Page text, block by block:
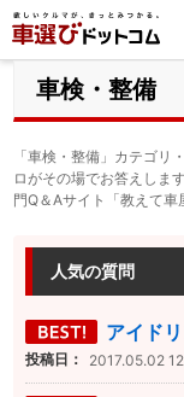
車検・整備
「車検・整備」カテゴ
ロがその場でお答えしま
門Q＆Aサイト「教えて車
人気の質問
投稿日： 2017.05.02